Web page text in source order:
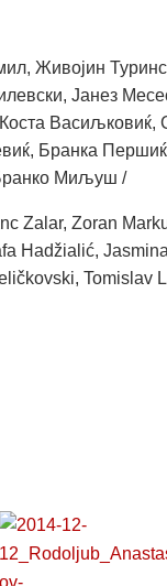
Живојин
Јанез
Васиљковиќ,
Бранка
Миљуш /
Zalar, Zoran
Hadžialić,
Tomislav